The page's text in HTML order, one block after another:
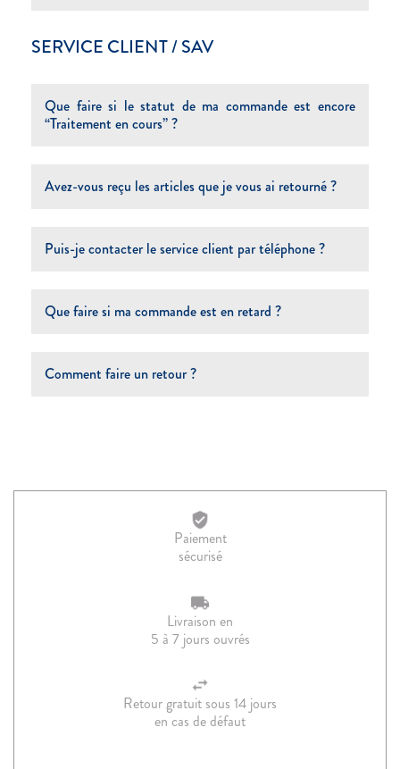
SERVICE CLIENT / SAV
Que faire si le statut de ma commande est encore
“Traitement en cours” ?
Avez-vous reçu les articles que je vous ai retourné ?
Puis-je contacter le service client par téléphone ?
Que faire si ma commande est en retard ?
Comment faire un retour ?
Paiement
sécurisé
Livraison en
5 à 7 jours ouvrés
Retour gratuit sous 14 jours
en cas de défaut